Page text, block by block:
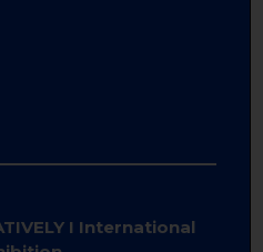
I International